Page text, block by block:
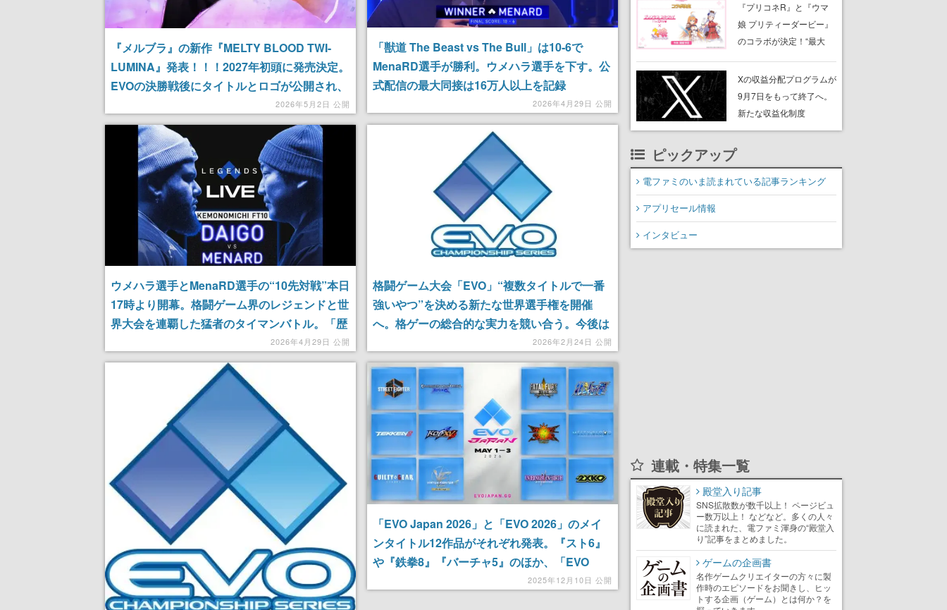
『メルブラ』の新作『MELTY BLOOD TWI-
LUMINA』発表！！！2027年初頭に発売決定。
EVOの決勝戦後にタイトルとロゴが公開され、
グラフィックが刷新されたキャラが動きまくる
初映像もお披露目
2026年5月2日 公開
「獣道 The Beast vs The Bull」は10‐6で
MenaRD選手が勝利。ウメハラ選手を下す。公
式配信の最大同接は16万人以上を記録
2026年4月29日 公開
ウメハラ選手とMenaRD選手の“10先対戦”本日
17時より開幕。格闘ゲーム界のレジェンドと世
界大会を連覇した猛者のタイマンバトル。「歴
史に名を刻む勝負になる」とユーザーの期待高
まる
2026年4月29日 公開
格闘ゲーム大会「EVO」“複数タイトルで一番
強いやつ”を決める新たな世界選手権を開催
へ。格ゲーの総合的な実力を競い合う。今後は
開催地域も拡大し、ブラジル、モロッコ、メキ
シコ、サウジアラビア、中国で展開
2026年2月24日 公開
「EVO Japan 2026」と「EVO 2026」のメイ
ンタイトル12作品がそれぞれ発表。『スト6』
や『鉄拳8』『バーチャ5』のほか、「EVO
Japan」では『北斗の拳』や『ヴァンパイアセ
2025年12月10日 公開
『プリコネR』と『ウマ
娘 プリティーダービー』
のコラボが決定！“最大
ンペーンなども発表
Xの収益分配プログラムが
9月7日をもって終了へ。
新たな収益化制度
「Original Content
ピックアップ
電ファミのいま読まれている記事ランキング
アプリセール情報
インタビュー
連載・特集一覧
殿堂入り記事
SNS拡散数が数千以上！ ページビュ
ー数万以上！ などなど。多くの人々
に読まれた、電ファミ渾身の“殿堂入
り”記事をまとめました。
ゲームの企画書
名作ゲームクリエイターの方々に製
作時のエピソードをお聞きし、ヒッ
トする企画（ゲーム）とは何か？を